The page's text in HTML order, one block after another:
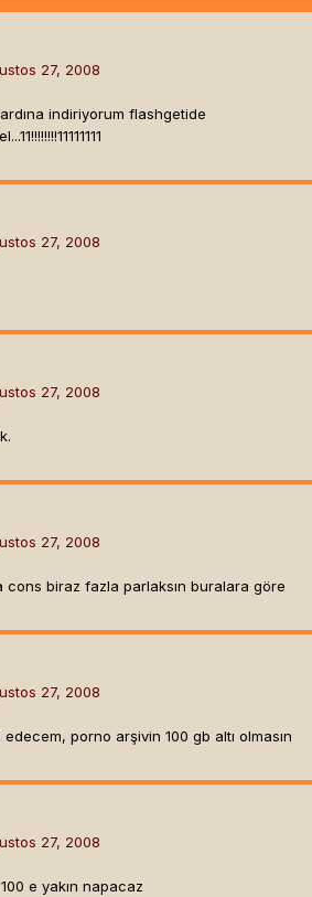
27, 2008
indiriyorum flashgetide
27, 2008
27, 2008
27, 2008
biraz fazla parlaksın buralara göre
27, 2008
porno arşivin 100 gb altı olmasın
27, 2008
e yakın napacaz